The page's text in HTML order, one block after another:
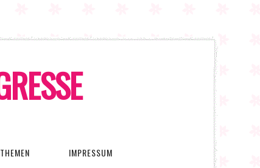
THEMEN IMPRESSUM